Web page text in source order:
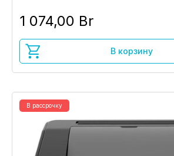
1 074,00 Br
В корзину
В рассрочку